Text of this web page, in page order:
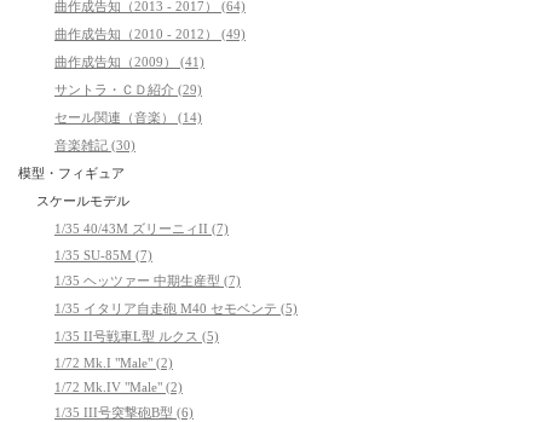
曲作成告知（2013 - 2017） (64)
曲作成告知（2010 - 2012） (49)
曲作成告知（2009） (41)
サントラ・ＣＤ紹介 (29)
セール関連（音楽） (14)
音楽雑記 (30)
模型・フィギュア
スケールモデル
1/35 40/43M ズリーニィII (7)
1/35 SU-85M (7)
1/35 ヘッツァー 中期生産型 (7)
1/35 イタリア自走砲 M40 セモベンテ (5)
1/35 II号戦車L型 ルクス (5)
1/72 Mk.I "Male" (2)
1/72 Mk.IV "Male" (2)
1/35 III号突撃砲B型 (6)